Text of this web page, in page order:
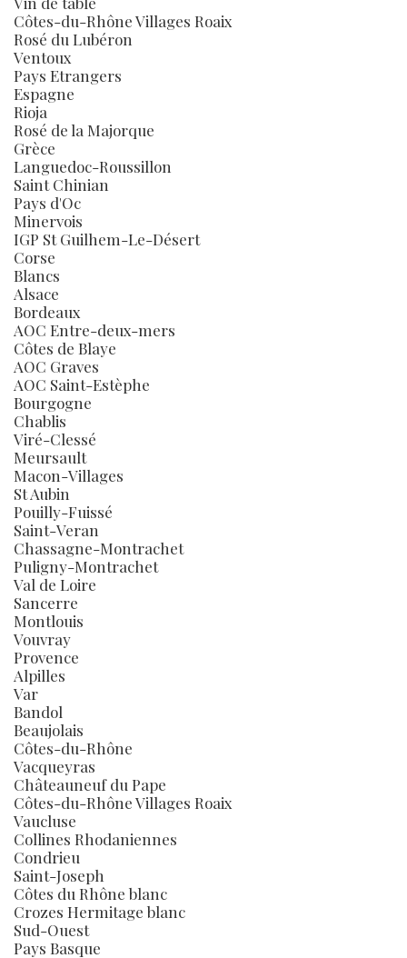
Côtes-du-Rhône Villages Roaix
Rosé du Lubéron
Ventoux
Pays Etrangers
Espagne
Rioja
Rosé de la Majorque
Grèce
Languedoc-Roussillon
Saint Chinian
Pays d'Oc
Minervois
IGP St Guilhem-Le-Désert
Corse
Blancs
Alsace
Bordeaux
AOC Entre-deux-mers
Côtes de Blaye
AOC Graves
AOC Saint-Estèphe
Bourgogne
Chablis
Viré-Clessé
Meursault
Macon-Villages
St Aubin
Pouilly-Fuissé
Saint-Veran
Chassagne-Montrachet
Puligny-Montrachet
Val de Loire
Sancerre
Montlouis
Vouvray
Provence
Alpilles
Var
Bandol
Beaujolais
Côtes-du-Rhône
Vacqueyras
Châteauneuf du Pape
Côtes-du-Rhône Villages Roaix
Vaucluse
Collines Rhodaniennes
Condrieu
Saint-Joseph
Côtes du Rhône blanc
Crozes Hermitage blanc
Sud-Ouest
Pays Basque